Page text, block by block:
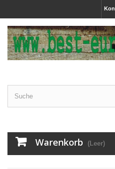
Warenkorb (Leer)